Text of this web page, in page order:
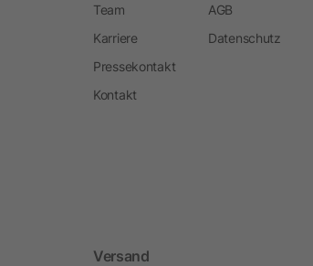
Team
Karriere
Pressekontakt
Kontakt
AGB
Datenschutz
Versand